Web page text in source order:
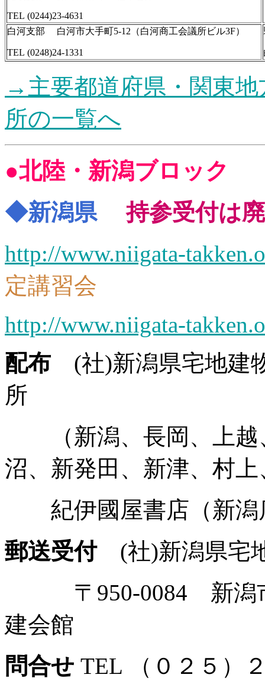
TEL (0244)23-4631
白河支部 白河市大手町5-12（白河商工会議所ビル3F）
TEL (0248)24-1331
→主要都道府県・関東
所の一覧へ
●北陸・新潟ブロック
◆新潟県持参受付は
http://www.niigata-
定講習会
http://www.niigata-
配布(社)新潟県宅地建
所
（新潟、長岡、上越
沼、新発田、新津、村
紀伊國屋書店（新潟
郵送受付(社)新潟県宅
〒950-0084 新潟市
建会館
問合せ TEL （０２５）